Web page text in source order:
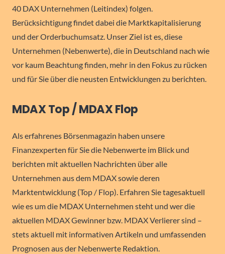
40 DAX Unternehmen (Leitindex) folgen.
Berücksichtigung findet dabei die Marktkapitalisierung
und der Orderbuchumsatz. Unser Ziel ist es, diese
Unternehmen (Nebenwerte), die in Deutschland nach wie
vor kaum Beachtung finden, mehr in den Fokus zu rücken
und für Sie über die neusten Entwicklungen zu berichten.
MDAX Top / MDAX Flop
Als erfahrenes Börsenmagazin haben unsere
Finanzexperten für Sie die Nebenwerte im Blick und
berichten mit aktuellen Nachrichten über alle
Unternehmen aus dem MDAX sowie deren
Marktentwicklung (Top / Flop). Erfahren Sie tagesaktuell
wie es um die MDAX Unternehmen steht und wer die
aktuellen MDAX Gewinner bzw. MDAX Verlierer sind –
stets aktuell mit informativen Artikeln und umfassenden
Prognosen aus der Nebenwerte Redaktion.